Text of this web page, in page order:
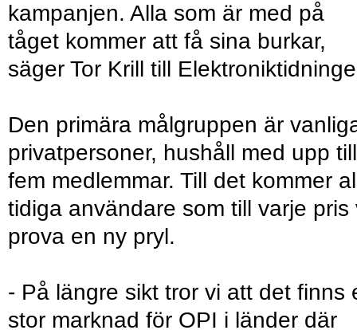
kampanjen. Alla som är med på
tåget kommer att få sina burkar,
säger Tor Krill till
Den primära målgruppen är
privatpersoner, hushåll med upp till
fem medlemmar. Till det kommer
tidiga användare som till varje pris
prova en ny pryl.
- På längre sikt tror vi att det finns
stor marknad för OPI i länder där